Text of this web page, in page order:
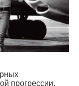
прогрессии.